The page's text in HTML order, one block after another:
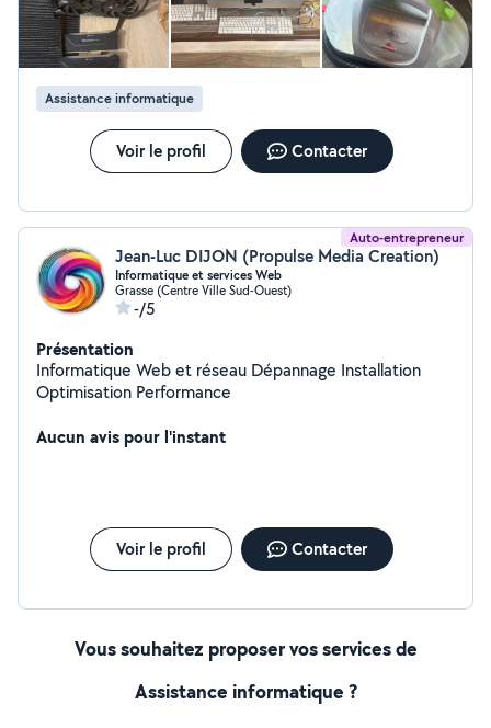
Assistance informatique
Voir le profil Contacter
Auto-entrepreneur
Jean-Luc DIJON (Propulse Media Creation)
Informatique et services Web
Grasse (Centre Ville Sud-Ouest)
-/5
Présentation
Informatique Web et réseau Dépannage Installation
Optimisation Performance
Aucun avis pour l'instant
Voir le profil Contacter
Vous souhaitez proposer vos services de
Assistance informatique ?